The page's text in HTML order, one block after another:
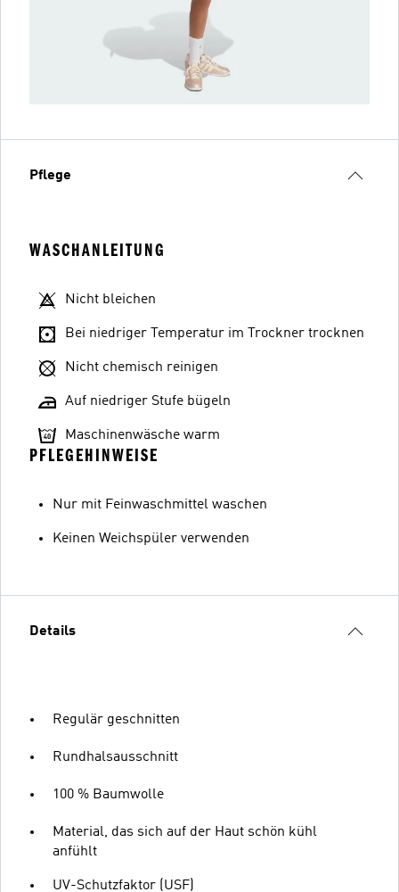
Pflege
WASCHANLEITUNG
Nicht bleichen
Bei niedriger Temperatur im Trockner trocknen
Nicht chemisch reinigen
Auf niedriger Stufe bügeln
Maschinenwäsche warm
PFLEGEHINWEISE
Nur mit Feinwaschmittel waschen
Keinen Weichspüler verwenden
Details
Regulär geschnitten
Rundhalsausschnitt
100 % Baumwolle
Material, das sich auf der Haut schön kühl
anfühlt
UV-Schutzfaktor (USF)